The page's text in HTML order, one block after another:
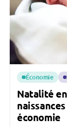
Économie
Natalité
économie